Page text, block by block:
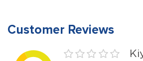
Customer Reviews